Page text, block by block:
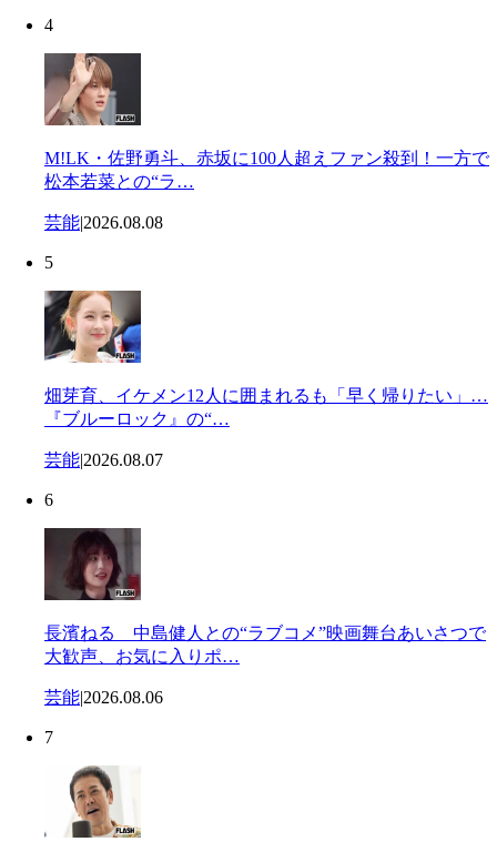
4
M!LK・佐野勇斗、赤坂に100人超えファン殺到！一方で
松本若菜との“ラ…
芸能|2026.08.08
5
畑芽育、イケメン12人に囲まれるも「早く帰りたい」…
『ブルーロック』の“…
芸能|2026.08.07
6
長濱ねる 中島健人との“ラブコメ”映画舞台あいさつで
大歓声、お気に入りポ…
芸能|2026.08.06
7